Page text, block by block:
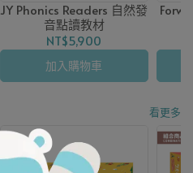
JY Phonics Readers 自然發
音點讀教材
NT$5,900
加入購物車
看更多